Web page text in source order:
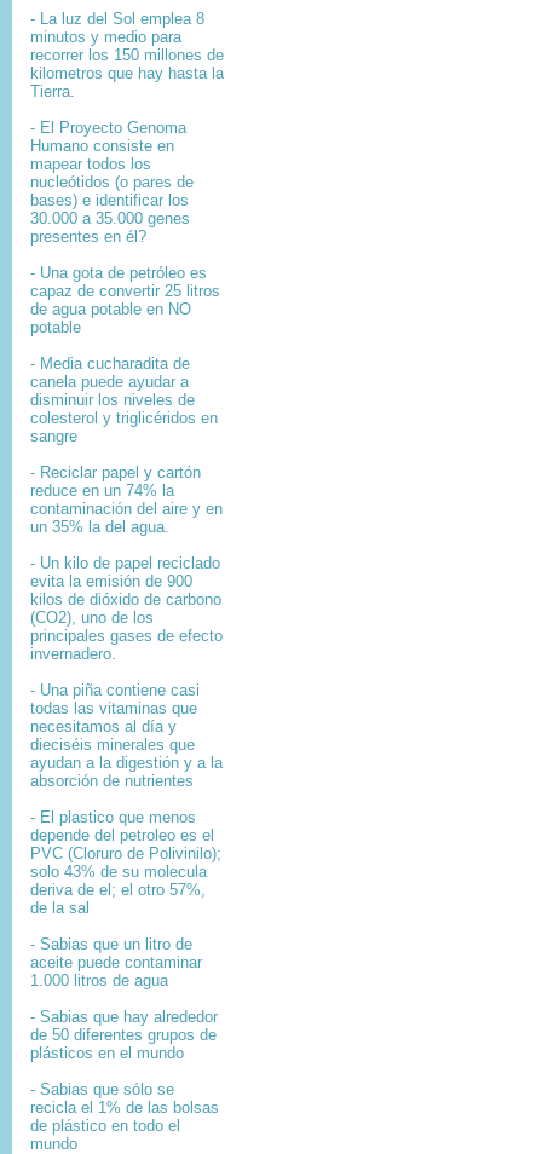
- La luz del Sol emplea 8
minutos y medio para
recorrer los 150 millones de
kilometros que hay hasta la
Tierra.
- El
Proyecto Genoma
Humano consiste en
mapear todos los
nucleótidos (o pares de
bases) e identificar los
30.000 a 35.000 genes
presentes en él?
- Una gota de petróleo es
capaz de convertir 25 litros
de agua potable en NO
potable
- Media cucharadita de
canela puede ayudar a
disminuir los niveles de
colesterol y triglicéridos en
sangre
- Reciclar papel y cartón
reduce en un 74% la
contaminación del aire y en
un 35% la del agua.
- Un kilo de papel reciclado
evita la emisión de 900
kilos de dióxido de carbono
(CO2), uno de los
principales gases de efecto
invernadero.
- Una piña contiene casi
todas las vitaminas que
necesitamos al día y
dieciséis minerales que
ayudan a la digestión y a la
absorción de nutrientes
- El plastico que menos
depende del petroleo es el
PVC (Cloruro de Polivinilo);
solo 43% de su molecula
deriva de el; el otro 57%,
de la sal
- Sabias que un litro de
aceite puede contaminar
1.000 litros de agua
- Sabias que hay alrededor
de 50 diferentes grupos de
plásticos en el mundo
- Sabias que sólo se
recicla el 1% de las bolsas
de plástico en todo el
mundo